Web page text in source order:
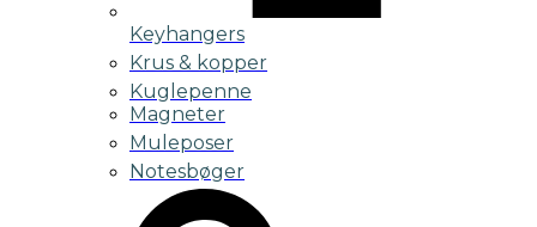
Keyhangers
Krus & kopper
Kuglepenne
Magneter
Muleposer
Notesbøger